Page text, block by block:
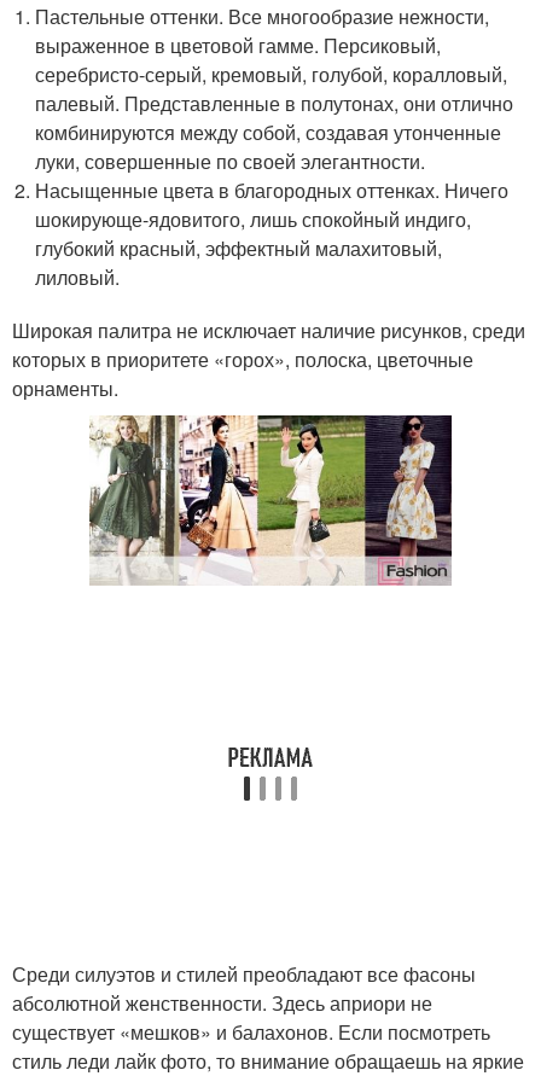
Пастельные оттенки. Все многообразие нежности,
выраженное в цветовой гамме. Персиковый,
серебристо-серый, кремовый, голубой, коралловый,
палевый. Представленные в полутонах, они отлично
комбинируются между собой, создавая утонченные
луки, совершенные по своей элегантности.
Насыщенные цвета в благородных оттенках. Ничего
шокирующе-ядовитого, лишь спокойный индиго,
глубокий красный, эффектный малахитовый,
лиловый.
Широкая палитра не исключает наличие рисунков, среди
которых в приоритете «горох», полоска, цветочные
орнаменты.
Среди силуэтов и стилей преобладают все фасоны
абсолютной женственности. Здесь априори не
существует «мешков» и балахонов. Если посмотреть
стиль леди лайк фото, то внимание обращаешь на яркие